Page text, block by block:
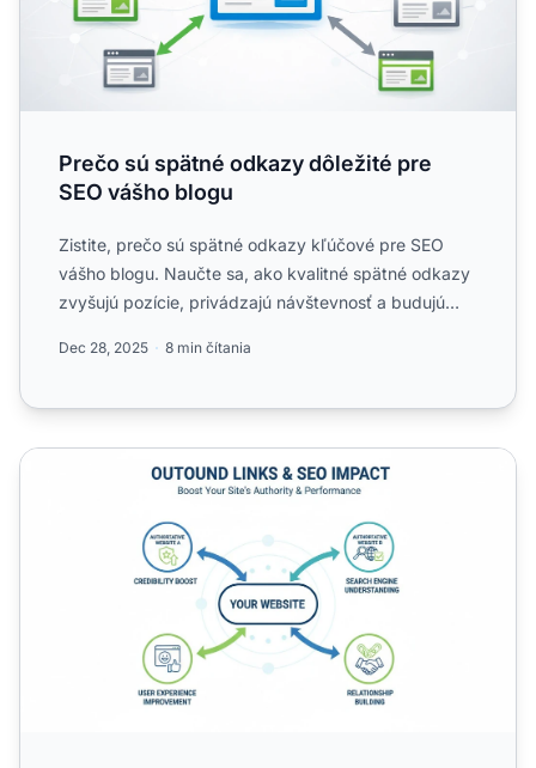
Prečo sú spätné odkazy dôležité pre
SEO vášho blogu
Zistite, prečo sú spätné odkazy kľúčové pre SEO
vášho blogu. Naučte sa, ako kvalitné spätné odkazy
zvyšujú pozície, privádzajú návštevnosť a budujú
Dec 28, 2025 8 min čítania
Záležia externé odkazy na SEO? Kompletný sprievodca